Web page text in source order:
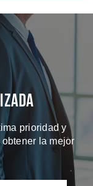
prioridad y
la mejor